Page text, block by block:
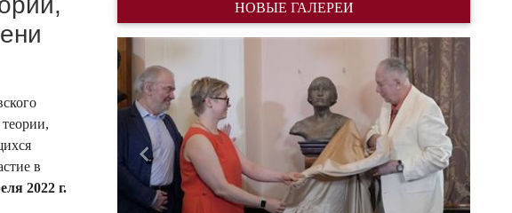
в
2022 г.
НОВЫЕ ГАЛЕРЕИ
Назад Вперед